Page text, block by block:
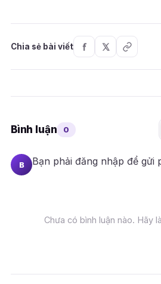
Chia sẻ bài viết
Bình luận 0
B Bạn phải đăng nhập để gửi
Chưa có bình luận nào. Hãy